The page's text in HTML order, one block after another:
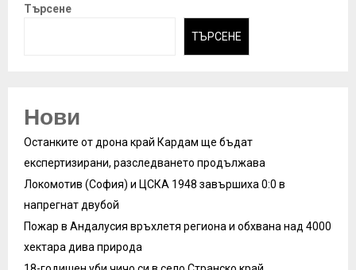
Търсене
ТЪРСЕНЕ
Нови
Останките от дрона край Кардам ще бъдат
експертизирани, разследването продължава
Локомотив (София) и ЦСКА 1948 завършиха 0:0 в
напрегнат двубой
Пожар в Андалусия връхлетя региона и обхвана над 4000
хектара дива природа